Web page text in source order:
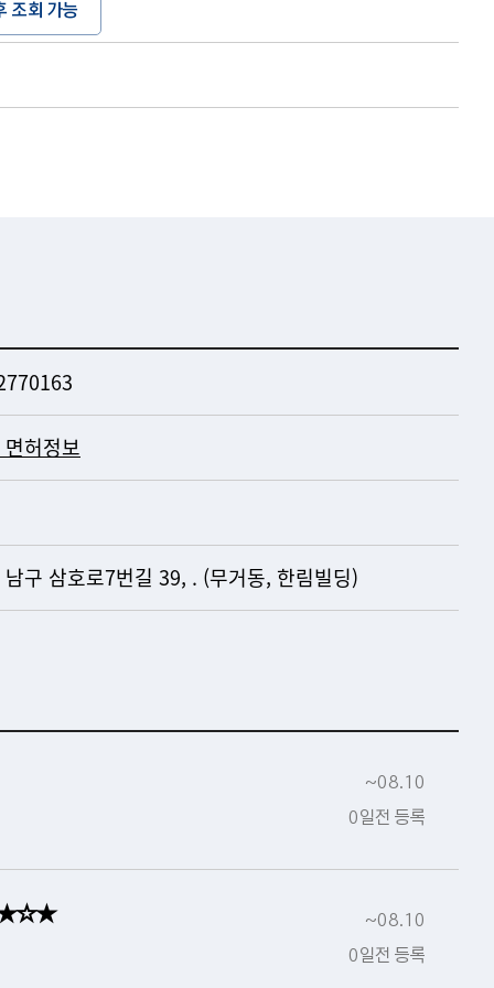
조회 가능
허정보
구 삼호로7번길 39, . (무거동, 한림빌딩)
~08.10
0일전 등록
~08.10
0일전 등록